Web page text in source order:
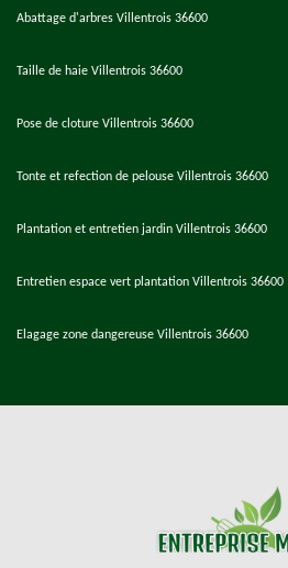
Abattage d'arbres Villentrois 36600
Taille de haie Villentrois 36600
Pose de cloture Villentrois 36600
Tonte et refection de pelouse Villentrois 36600
Plantation et entretien jardin Villentrois 36600
Entretien espace vert plantation Villentrois 36600
Elagage zone dangereuse Villentrois 36600